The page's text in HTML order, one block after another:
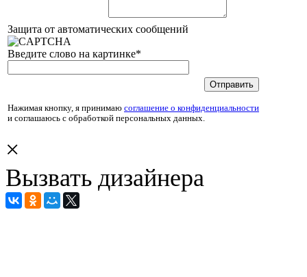
Защита от автоматических сообщений
Введите слово на картинке*
Нажимая кнопку, я принимаю соглашение о конфиденциальности
и соглашаюсь с обработкой персональных данных.
×
Вызвать дизайнера